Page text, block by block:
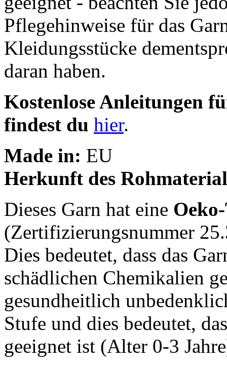
Pflegehinweise für das
Kleidungsstücke
daran haben.
Kostenlose Anleitungen
findest du hier.
Made in: EU
Herkunft des
Dieses Garn hat eine
(Zertifizierungsnummer
Dies bedeutet, dass das
schädlichen Chemikalien
gesundheitlich
Stufe und dies bedeutet,
geeignet ist (Alter 0-3